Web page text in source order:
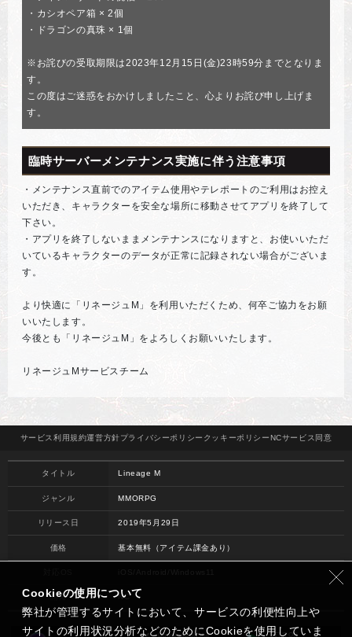
・カシオペア箱 × 2個
・ドラゴンの真珠 × 1個
※お詫びの受取期限は2023年12月15日(金)23時59分までとなりま
す。
この度はご迷惑をおかけしましたこと、心よりお詫び申し上げま
す。
臨時サーバーメンテナンス実施に伴う注意事項
・メンテナンス直前でのアイテム使用やテレポートのご利用はお控え
いただき、キャラクターを安全な場所に移動させてアプリを終了して
下さい。
・アプリを終了しないままメンテナンスになりますと、お使いいただ
いているキャラクターのデータが正常に記録されない場合がございま
す。
より快適に「リネージュM」を利用いただくため、何卒ご協力をお願
いいたします。
今後とも「リネージュM」をよろしくお願いいたします。
リネージュMサービスチーム
サービス 利用規約運営方針プライバシーポリシー クッキーポリシーNCサービス 同意
タイトル Lineage M
ジャンル MMORPG
リリース日 2019年5月29日
価格 基本無料（アイテム課金あり）
開発 NC
Cookieの使用について
弊社が管理するサイトにおいて、サービスの利便性向上や
サイトの利用状況分析などのためにCookieを使用していま